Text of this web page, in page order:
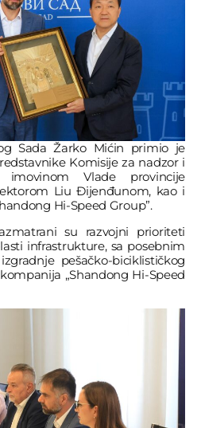
Sada Žarko Mićin primio je
Komisije za nadzor i
imovinom Vlade provincije
Liu Đijenđunom, kao i
Hi-Speed Group”.
su razvojni prioriteti
infrastrukture, sa posebnim
pešačko-biciklističkog
„Shandong Hi-Speed